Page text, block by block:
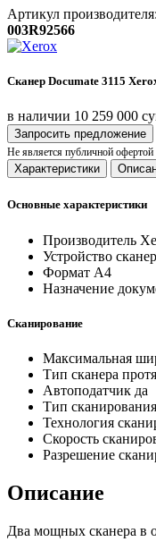
Артикул производителя:
003R92566
Сканер Documate 3115
в наличии 10 259 000
Запросить предложение
Не является публичной офертой
Характеристики
Основные характеристики
Производитель
Устройство сканер
Формат A4
Назначение
Сканирование
Максимальная
Тип сканера
Автоподатчик да
Тип сканирования
Технология
Скорость
Разрешение
Описание
Два мощных сканера в